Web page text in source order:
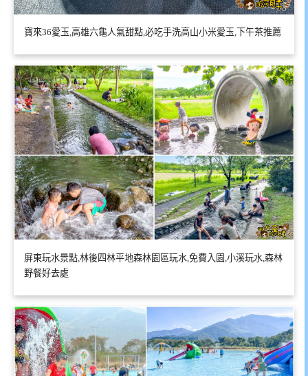
寶來36愛玉,高雄六龜人氣甜點,必吃手洗高山小米愛玉,下午茶推薦
屏東玩水景點,林後四林平地森林園區玩水,免費入園,小溪玩水,森林
野餐好去處